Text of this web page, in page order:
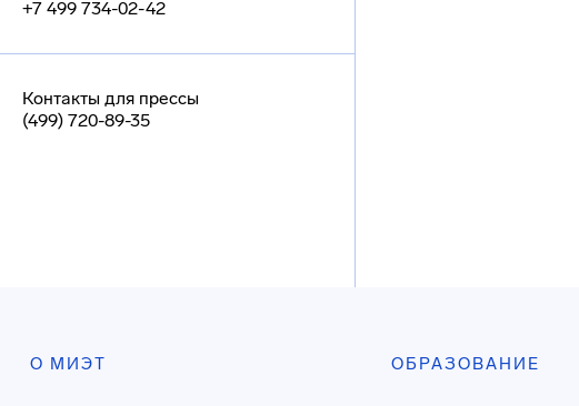
+7 499 734-02-42
Контакты для прессы
(499) 720-89-35
О МИЭТ ОБРАЗОВАНИЕ